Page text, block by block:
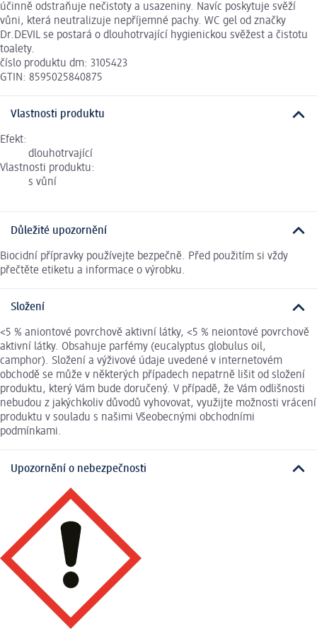
účinně odstraňuje nečistoty a usazeniny. Navíc poskytuje svěží
vůni, která neutralizuje nepříjemné pachy. WC gel od značky
Dr.DEVIL se postará o dlouhotrvající hygienickou svěžest a čistotu
toalety.
číslo produktu dm: 3105423
GTIN: 8595025840875
Vlastnosti produktu
Efekt:
dlouhotrvající
Vlastnosti produktu:
s vůní
Důležité upozornění
Biocidní přípravky používejte bezpečně. Před použitím si vždy
přečtěte etiketu a informace o výrobku.
Složení
<5 % aniontové povrchově aktivní látky, <5 % neiontové povrchově
aktivní látky. Obsahuje parfémy (eucalyptus globulus oil,
camphor). Složení a výživové údaje uvedené v internetovém
obchodě se může v některých případech nepatrně lišit od složení
produktu, který Vám bude doručený. V případě, že Vám odlišnosti
nebudou z jakýchkoliv důvodů vyhovovat, využijte možnosti vrácení
produktu v souladu s našimi Všeobecnými obchodními
podmínkami.
Upozornění o nebezpečnosti